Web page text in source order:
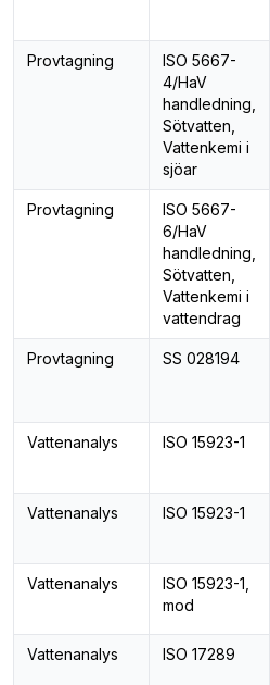
Provtagning
ISO 5667-
4/HaV
handledning,
Sötvatten,
Vattenkemi i
sjöar
Provtagning
ISO 5667-
6/HaV
handledning,
Sötvatten,
Vattenkemi i
vattendrag
Provtagning SS 028194
Vattenanalys ISO 15923-1
Vattenanalys ISO 15923-1
Vattenanalys
ISO 15923-1,
mod
Vattenanalys ISO 17289